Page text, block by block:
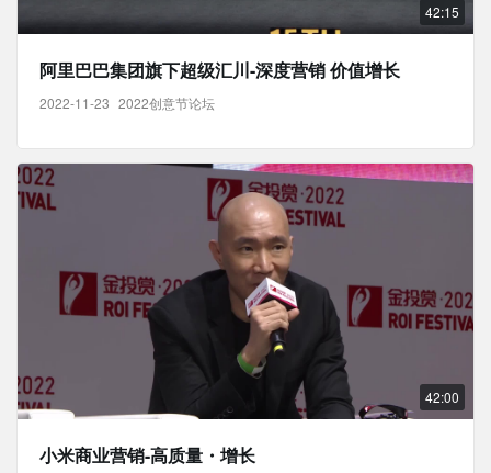
42:15
阿里巴巴集团旗下超级汇川-深度营销 价值增长
2022-11-23 2022创意节论坛
42:00
小米商业营销-高质量・增长